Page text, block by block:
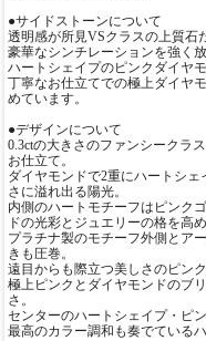
●サイドストーンについて
透明感が所見VSクラスの上質石
豪華なシンチレーションを強く放
ハートシェイプのピンクダイヤ
丁寧なお仕立てでの極上ダイヤ
めています。
●デザインについて
0.3ctの大きさのファンシークラ
お仕立て。
ダイヤモンドで2重にハートシ
さに溢れ出る陽光。
内側のハートモチーフはピンク
ドの光彩とジュエリーの格を高め
プラチナ製のモチーフ外側とア
きも圧巻。
遠目からも際立つ美しさのピン
極上ピンクとダイヤモンドのブ
さ。
センターのハートシェイプ・ピ
最高のカラー調和も奏でている